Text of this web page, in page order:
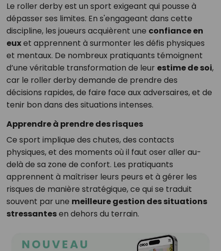
Le roller derby est un sport exigeant qui pousse à
dépasser ses limites. En s'engageant dans cette
discipline, les joueurs acquièrent une confiance en
euxet apprennent à surmonter les défis physiques
et mentaux. De nombreux pratiquants témoignent
d’une véritable transformation de leur estime de soi,
car le roller derby demande de prendre des
décisions rapides, de faire face aux adversaires, et de
tenir bon dans des situations intenses.
Apprendre à prendre des risques
Ce sport implique des chutes, des contacts
physiques, et des moments où il faut oser aller au-
delà de sa zone de confort. Les pratiquants
apprennent à maîtriser leurs peurs et à gérer les
risques de manière stratégique, ce qui se traduit
souvent par une meilleure gestion des situations
stressantesen dehors du terrain.